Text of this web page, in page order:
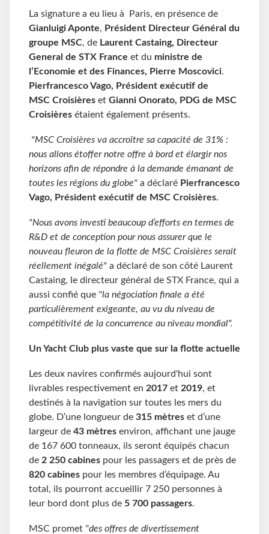
La signature a eu lieu à Paris, en présence de
Gianluigi Aponte, Président Directeur Général du
groupe MSC, de Laurent Castaing, Directeur
General de STX France et du ministre de
l’Economie et des Finances, Pierre Moscovici.
Pierfrancesco Vago, Président exécutif de
MSC Croisières et Gianni Onorato, PDG de MSC
Croisières étaient également présents.
"MSC Croisières va accroître sa capacité de 31% :
nous allons étoffer notre offre à bord et élargir nos
horizons afin de répondre à la demande émanant de
toutes les régions du globe" a déclaré Pierfrancesco
Vago, Président exécutif de MSC Croisières.
"Nous avons investi beaucoup d’efforts en termes de
R&D et de conception pour nous assurer que le
nouveau fleuron de la flotte de MSC Croisières serait
réellement inégalé" a déclaré de son côté Laurent
Castaing, le directeur général de STX France, qui a
aussi confié que "la négociation finale a été
particulièrement exigeante, au vu du niveau de
compétitivité de la concurrence au niveau mondial".
Un Yacht Club plus vaste que sur la flotte actuelle
Les deux navires confirmés aujourd'hui sont
livrables respectivement en 2017 et 2019, et
destinés à la navigation sur toutes les mers du
globe. D’une longueur de 315 mètres et d’une
largeur de 43 mètres environ, affichant une jauge
de 167 600 tonneaux, ils seront équipés chacun
de 2 250 cabines pour les passagers et de près de
820 cabines pour les membres d’équipage. Au
total, ils pourront accueillir 7 250 personnes à
leur bord dont plus de 5 700 passagers.
MSC promet "des offres de divertissement